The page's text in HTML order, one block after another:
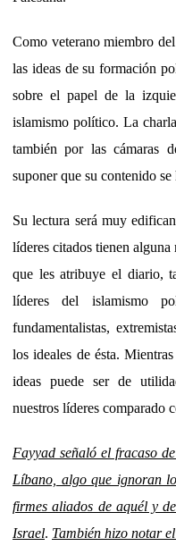
Como veterano miembro
las ideas de su formación
sobre el papel de la
islamismo político. La
también por las cámaras
suponer que su contenido
Su lectura será muy
líderes citados tienen
que les atribuye el diario,
líderes del islamismo
fundamentalistas,
los ideales de ésta.
ideas puede ser de
nuestros líderes comparado
Fayyad señaló el fracaso
Líbano, algo que ignoran
firmes aliados de aquél y
Israel. También hizo notar